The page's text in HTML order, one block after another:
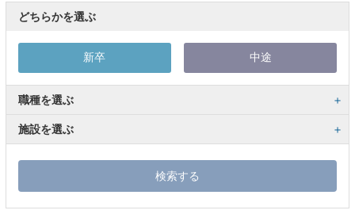
どちらかを選ぶ
新卒 中途
職種を選ぶ
施設を選ぶ